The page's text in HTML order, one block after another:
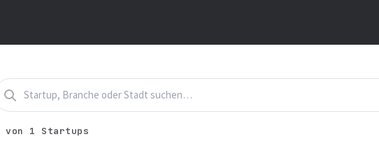
von 1 Startups